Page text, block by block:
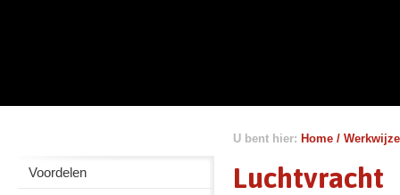
Voordelen
U bent hier: Home / Werkwijze
Luchtvracht